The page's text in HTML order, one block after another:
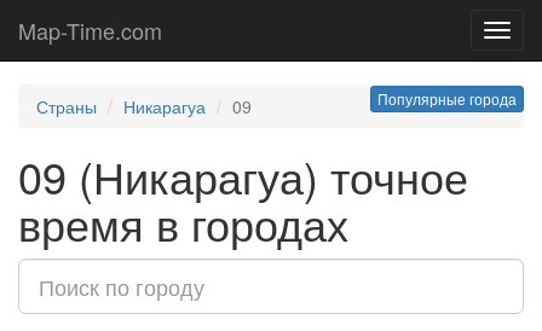
Map-Time.com
Популярные города
Страны Никарагуа 09
09 (Никарагуа) точное
время в городах